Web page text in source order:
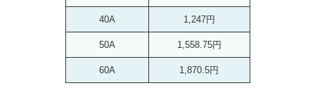
40A 1,247円
50A 1,558.75円
60A 1,870.5円